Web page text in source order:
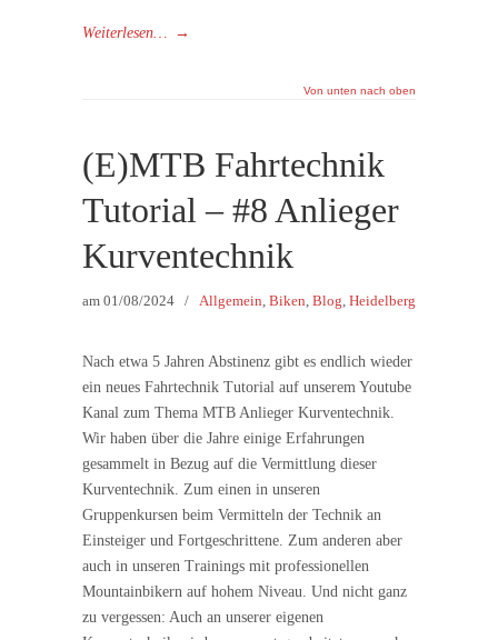
Weiterlesen… →
Von unten nach oben
(E)MTB Fahrtechnik
Tutorial – #8 Anlieger
Kurventechnik
am 01/08/2024 / Allgemein, Biken, Blog, Heidelberg
Nach etwa 5 Jahren Abstinenz gibt es endlich wieder
ein neues Fahrtechnik Tutorial auf unserem Youtube
Kanal zum Thema MTB Anlieger Kurventechnik.
Wir haben über die Jahre einige Erfahrungen
gesammelt in Bezug auf die Vermittlung dieser
Kurventechnik. Zum einen in unseren
Gruppenkursen beim Vermitteln der Technik an
Einsteiger und Fortgeschrittene. Zum anderen aber
auch in unseren Trainings mit professionellen
Mountainbikern auf hohem Niveau. Und nicht ganz
zu vergessen: Auch an unserer eigenen